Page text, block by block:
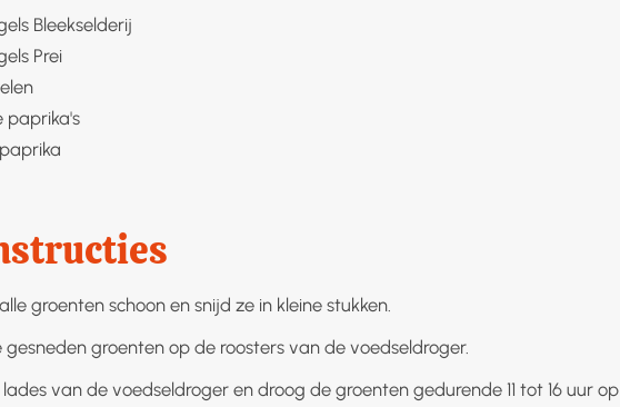
Bleekselderij
Prei
paprika's
groenten schoon en snijd ze in kleine stukken.
gesneden groenten op de roosters van de voedseldroger.
van de voedseldroger en droog de groenten gedurende 11 tot 16 uur op